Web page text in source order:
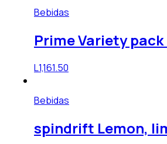
Bebidas
Prime Variety
L1,161.50
Bebidas
spindrift Lemon,